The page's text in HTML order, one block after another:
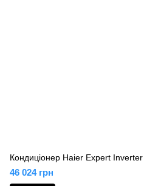
Кондиціонер Haier Expert Inverter
46 024 грн